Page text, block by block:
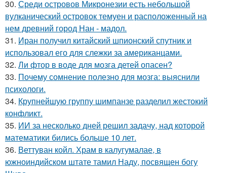
30. Среди островов Микронезии есть небольшой
вулканический островок темуен и расположенный на
нем древний город Нан - мадол.
31. Иран получил китайский шпионский спутник и
использовал его для слежки за американцами.
32. Ли фтор в воде для мозга детей опасен?
33. Почему сомнение полезно для мозга: выяснили
психологи.
34. Крупнейшую группу шимпанзе разделил жестокий
конфликт.
35. ИИ за несколько дней решил задачу, над которой
математики бились больше 10 лет.
36. Веттуван койл. Храм в калугумалае, в
южноиндийском штате тамил Наду, посвящен богу